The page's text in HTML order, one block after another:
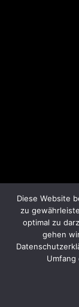
Diese Website
zu
optimal zu
gehen